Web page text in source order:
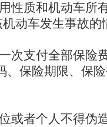
质和机动车所
动车发生事故
次支付全部保险
保险期限、保
或者个人不得伪